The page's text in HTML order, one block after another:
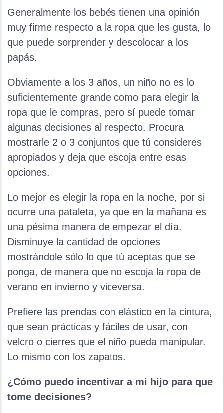
Generalmente los bebés tienen una opinión
muy firme respecto a la ropa que les gusta, lo
que puede sorprender y descolocar a los
papás.
Obviamente a los 3 años, un niño no es lo
suficientemente grande como para elegir la
ropa que le compras, pero sí puede tomar
algunas decisiones al respecto. Procura
mostrarle 2 o 3 conjuntos que tú consideres
apropiados y deja que escoja entre esas
opciones.
Lo mejor es elegir la ropa en la noche, por si
ocurre una pataleta, ya que en la mañana es
una pésima manera de empezar el día.
Disminuye la cantidad de opciones
mostrándole sólo lo que tú aceptas que se
ponga, de manera que no escoja la ropa de
verano en invierno y viceversa.
Prefiere las prendas con elástico en la cintura,
que sean prácticas y fáciles de usar, con
velcro o cierres que el niño pueda manipular.
Lo mismo con los zapatos.
¿Cómo puedo incentivar a mi hijo para que
tome decisiones?